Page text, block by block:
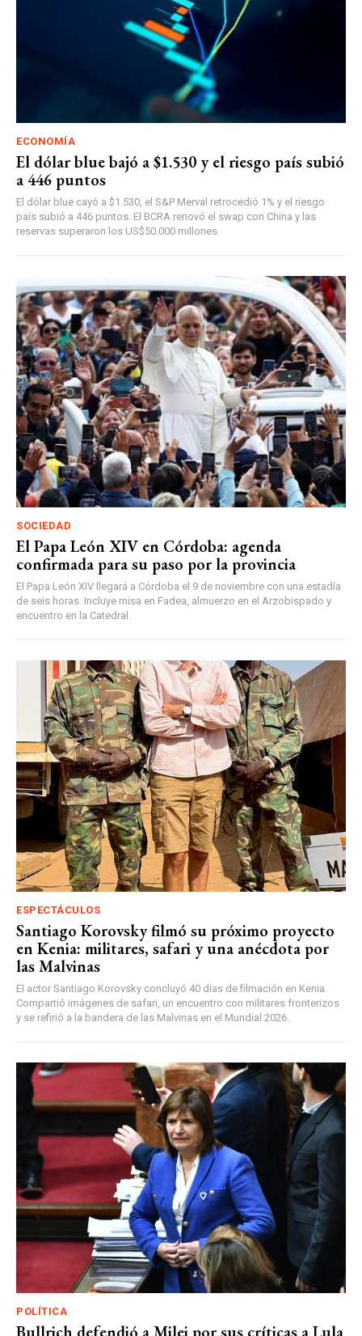
ECONOMÍA
El dólar blue bajó a $1.530 y el riesgo país subió
a 446 puntos
El dólar blue cayó a $1.530, el S&P Merval retrocedió 1% y el riesgo
país subió a 446 puntos. El BCRA renovó el swap con China y las
reservas superaron los US$50.000 millones.
SOCIEDAD
El Papa León XIV en Córdoba: agenda
confirmada para su paso por la provincia
El Papa León XIV llegará a Córdoba el 9 de noviembre con una estadía
de seis horas. Incluye misa en Fadea, almuerzo en el Arzobispado y
encuentro en la Catedral.
ESPECTÁCULOS
Santiago Korovsky filmó su próximo proyecto
en Kenia: militares, safari y una anécdota por
las Malvinas
El actor Santiago Korovsky concluyó 40 días de filmación en Kenia.
Compartió imágenes de safari, un encuentro con militares fronterizos
y se refirió a la bandera de las Malvinas en el Mundial 2026.
POLÍTICA